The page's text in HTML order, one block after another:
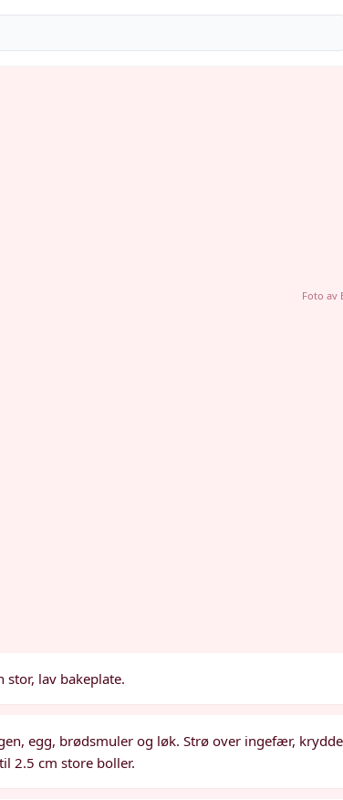
Foto av
stor, lav bakeplate.
egg, brødsmuler og løk. Strø over ingefær,
2.5 cm store boller.